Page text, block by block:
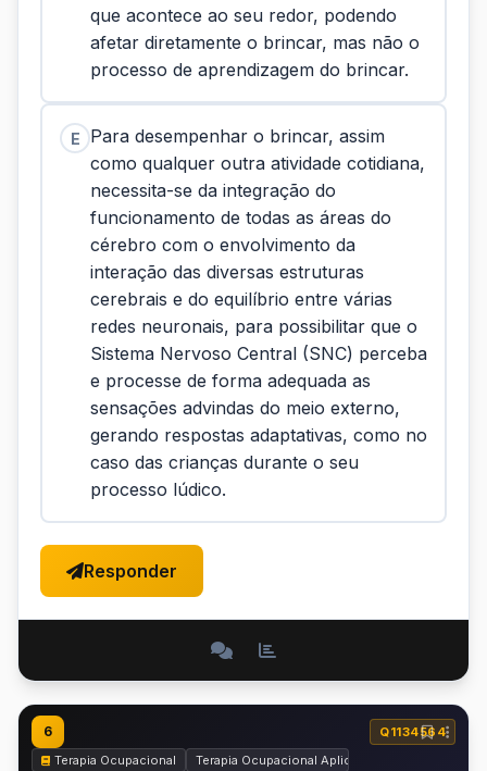
que acontece ao seu redor, podendo
afetar diretamente o brincar, mas não o
processo de aprendizagem do brincar.
E
Para desempenhar o brincar, assim
como qualquer outra atividade cotidiana,
necessita-se da integração do
funcionamento de todas as áreas do
cérebro com o envolvimento da
interação das diversas estruturas
cerebrais e do equilíbrio entre várias
redes neuronais, para possibilitar que o
Sistema Nervoso Central (SNC) perceba
e processe de forma adequada as
sensações advindas do meio externo,
gerando respostas adaptativas, como no
caso das crianças durante o seu
processo lúdico.
Responder
6
Q1134564
Terapia Ocupacional
Terapia Ocupacional Aplicada à Saúde Mental,